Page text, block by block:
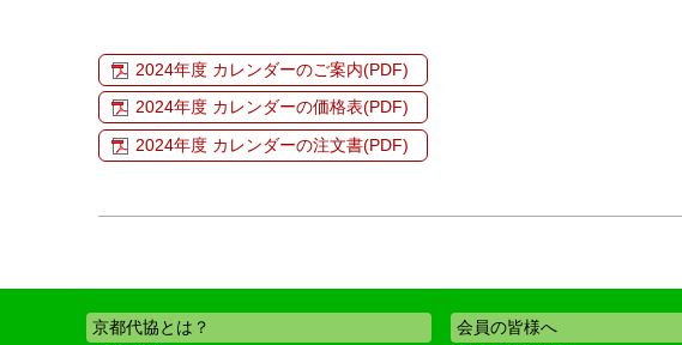
2024年度 カレンダーのご案内(PDF)
2024年度 カレンダーの価格表(PDF)
2024年度 カレンダーの注文書(PDF)
京都代協とは？
会員の皆様へ